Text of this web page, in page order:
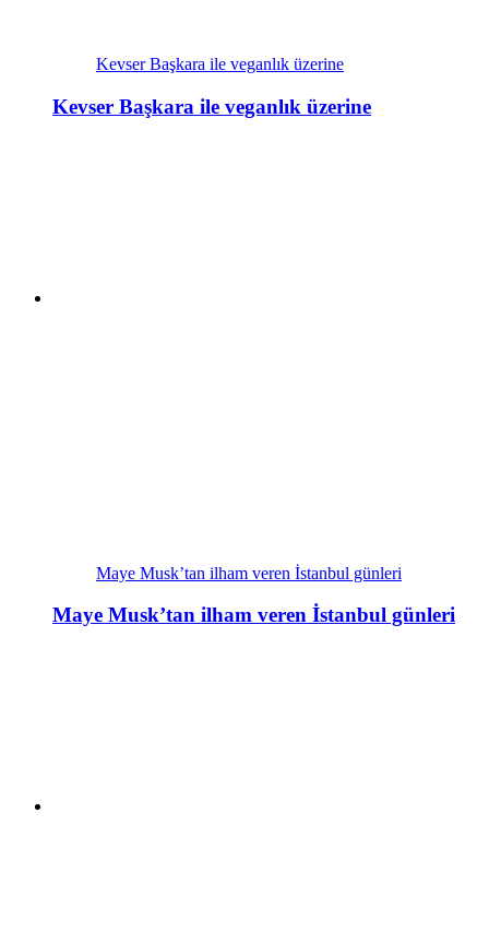
Kevser Başkara ile veganlık üzerine
Kevser Başkara ile veganlık üzerine
Maye Musk’tan ilham veren İstanbul günleri
Maye Musk’tan ilham veren İstanbul günleri